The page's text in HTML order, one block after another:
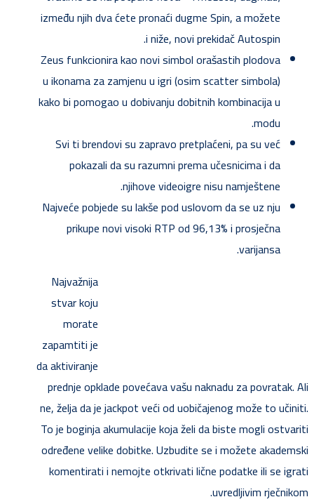
između njih dva ćete pronaći dugme Spin, a možete
i niže, novi prekidač Autospin.
Zeus funkcionira kao novi simbol orašastih plodova
u ikonama za zamjenu u igri (osim scatter simbola)
kako bi pomogao u dobivanju dobitnih kombinacija u
modu.
Svi ti brendovi su zapravo pretplaćeni, pa su već
pokazali da su razumni prema učesnicima i da
njihove videoigre nisu namještene.
Najveće pobjede su lakše pod uslovom da se uz nju
prikupe novi visoki RTP od 96,13% i prosječna
varijansa.
Najvažnija
stvar koju
morate
zapamtiti je
da aktiviranje
prednje opklade povećava vašu naknadu za povratak. Ali
ne, želja da je jackpot veći od uobičajenog može to učiniti.
To je boginja akumulacije koja želi da biste mogli ostvariti
određene velike dobitke. Uzbudite se i možete akademski
komentirati i nemojte otkrivati ​​lične podatke ili se igrati
uvredljivim rječnikom.